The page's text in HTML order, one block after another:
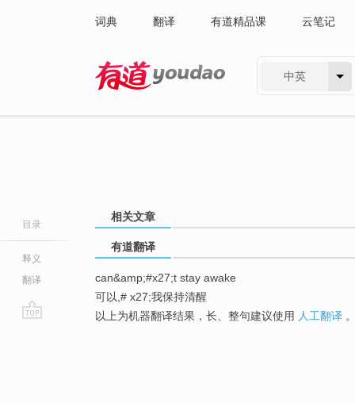
词典 翻译 有道精品课 云笔记
中英
目录
释义
翻译
相关文章
有道翻译
can&amp;#x27;t stay awake
可以,# x27;我保持清醒
以上为机器翻译结果，长、整句建议使用 人工翻译